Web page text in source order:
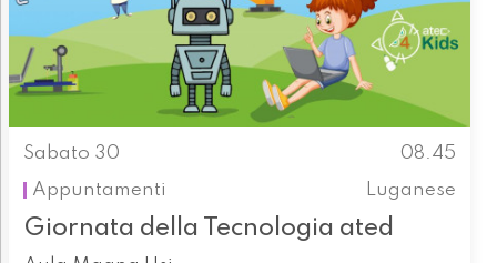
Sabato 30
08.45
Appuntamenti
Luganese
Giornata della Tecnologia ated